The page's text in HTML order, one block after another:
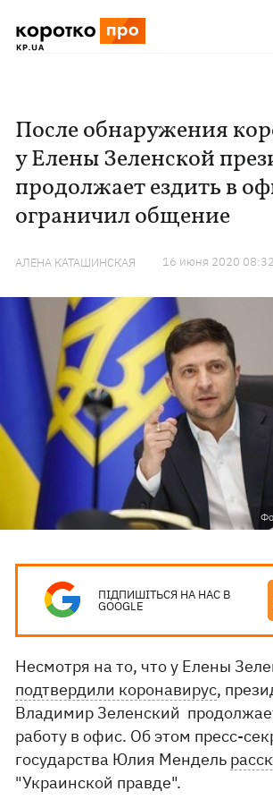
После обнаружения
у Елены Зеленской
продолжает ездить в
ограничил общение
АЛЕНА КАТАШИНСКАЯ 16 июня 2020 08:32
ПІДПИШІТЬСЯ НА НАС В
GOOGLE
Несмотря на то, что у Елены
подтвердили коронавирус,
Владимир Зеленский
работу в офис. Об этом пресс-
государства Юлия Мендель
"Украинской правде".